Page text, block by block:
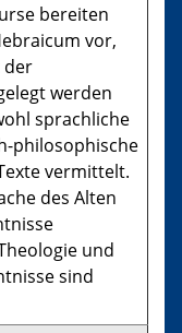
bereiten
vor,
der
werden
sprachliche
philosophische
vermittelt.
des Alten
und
sind